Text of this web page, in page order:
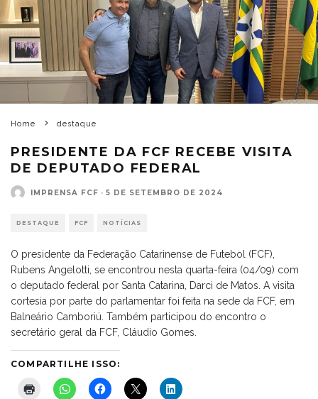
Home destaque
PRESIDENTE DA FCF RECEBE VISITA
DE DEPUTADO FEDERAL
IMPRENSA FCF · 5 DE SETEMBRO DE 2024
DESTAQUE FCF NOTÍCIAS
O presidente da Federação Catarinense de Futebol (FCF),
Rubens Angelotti, se encontrou nesta quarta-feira (04/09) com
o deputado federal por Santa Catarina, Darci de Matos. A visita
cortesia por parte do parlamentar foi feita na sede da FCF, em
Balneário Camboriú. Também participou do encontro o
secretário geral da FCF, Cláudio Gomes.
COMPARTILHE ISSO: